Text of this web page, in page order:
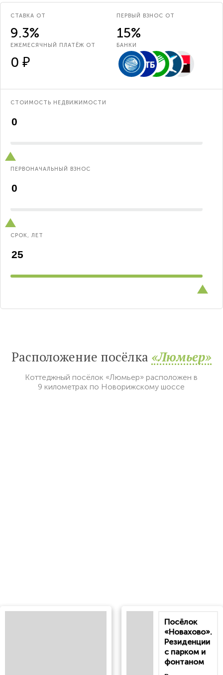
СТАВКА ОТ
9.3%
ПЕРВЫЙ ВЗНОС ОТ
15%
ЕЖЕМЕСЯЧНЫЙ ПЛАТЁЖ ОТ
0 ₽
БАНКИ
СТОИМОСТЬ НЕДВИЖИМОСТИ
ПЕРВОНАЧАЛЬНЫЙ ВЗНОС
СРОК, ЛЕТ
Расположение посёлка «Люмьер»
Коттеджный посёлок «Люмьер» расположен в
9 километрах по Новорижскому шоссе
Посёлок
«Новахово».
Резиденции
с парком и
фонтаном